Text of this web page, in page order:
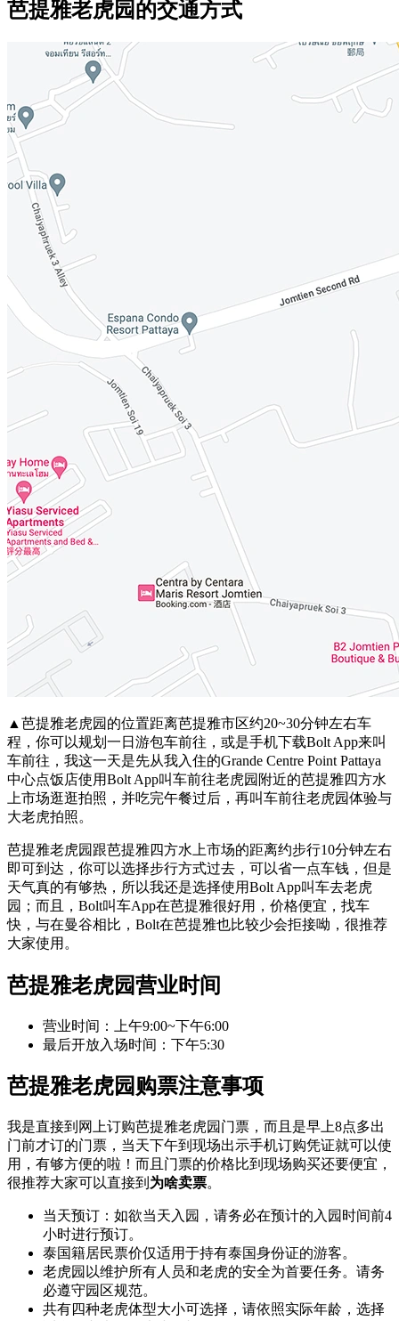
芭提雅老虎园的交通方式
▲芭提雅老虎园的位置距离芭提雅市区约20~30分钟左右车
程，你可以规划一日游包车前往，或是手机下载Bolt App来叫
车前往，我这一天是先从我入住的Grande Centre Point Pattaya
中心点饭店使用Bolt App叫车前往老虎园附近的芭提雅四方水
上市场逛逛拍照，并吃完午餐过后，再叫车前往老虎园体验与
大老虎拍照。
芭提雅老虎园跟芭提雅四方水上市场的距离约步行10分钟左右
即可到达，你可以选择步行方式过去，可以省一点车钱，但是
天气真的有够热，所以我还是选择使用Bolt App叫车去老虎
园；而且，Bolt叫车App在芭提雅很好用，价格便宜，找车
快，与在曼谷相比，Bolt在芭提雅也比较少会拒接呦，很推荐
大家使用。
芭提雅老虎园营业时间
营业时间：上午9:00~下午6:00
最后开放入场时间：下午5:30
芭提雅老虎园购票注意事项
我是直接到网上订购芭提雅老虎园门票，而且是早上8点多出
门前才订的门票，当天下午到现场出示手机订购凭证就可以使
用，有够方便的啦！而且门票的价格比到现场购买还要便宜，
很推荐大家可以直接到 为啥卖票。
当天预订：如欲当天入园，请务必在预计的入园时间前4
小时进行预订。
泰国籍居民票价仅适用于持有泰国身份证的游客。
老虎园以维护所有人员和老虎的安全为首要任务。请务
必遵守园区规范。
共有四种老虎体型大小可选择，请依照实际年龄，选择